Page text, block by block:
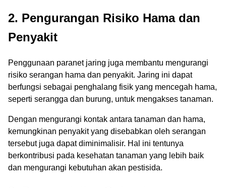
2. Pengurangan Risiko Hama dan
Penyakit
Penggunaan paranet jaring juga membantu mengurangi
risiko serangan hama dan penyakit. Jaring ini dapat
berfungsi sebagai penghalang fisik yang mencegah hama,
seperti serangga dan burung, untuk mengakses tanaman.
Dengan mengurangi kontak antara tanaman dan hama,
kemungkinan penyakit yang disebabkan oleh serangan
tersebut juga dapat diminimalisir. Hal ini tentunya
berkontribusi pada kesehatan tanaman yang lebih baik
dan mengurangi kebutuhan akan pestisida.